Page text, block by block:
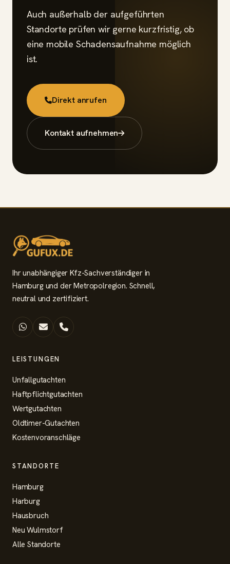
Auch außerhalb der aufgeführten
Standorte prüfen wir gerne kurzfristig, ob
eine mobile Schadensaufnahme möglich
ist.
Direkt anrufen
Kontakt aufnehmen
Ihr unabhängiger Kfz-Sachverständiger in
Hamburg und der Metropolregion. Schnell,
neutral und zertifiziert.
LEISTUNGEN
Unfallgutachten
Haftpflichtgutachten
Wertgutachten
Oldtimer-Gutachten
Kostenvoranschläge
STANDORTE
Hamburg
Harburg
Hausbruch
Neu Wulmstorf
Alle Standorte